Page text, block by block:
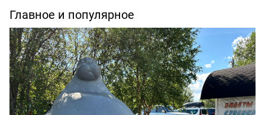
Главное и популярное